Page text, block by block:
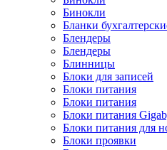
Бинокли
Бланки
Блендеры
Блендеры
Блинницы
Блоки для записей
Блоки питания
Блоки питания
Блоки питания
Блоки питания для
Блоки проявки